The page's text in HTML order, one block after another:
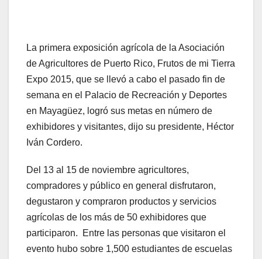
La primera exposición agrícola de la Asociación
de Agricultores de Puerto Rico, Frutos de mi Tierra
Expo 2015, que se llevó a cabo el pasado fin de
semana en el Palacio de Recreación y Deportes
en Mayagüez, logró sus metas en número de
exhibidores y visitantes, dijo su presidente, Héctor
Iván Cordero.
Del 13 al 15 de noviembre agricultores,
compradores y público en general disfrutaron,
degustaron y compraron productos y servicios
agrícolas de los más de 50 exhibidores que
participaron. Entre las personas que visitaron el
evento hubo sobre 1,500 estudiantes de escuelas